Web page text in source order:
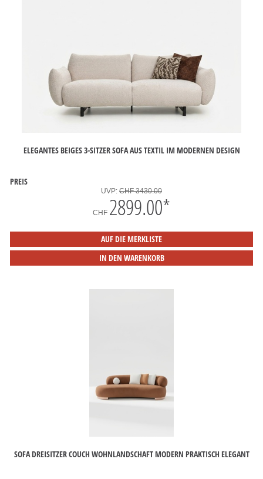
ELEGANTES BEIGES 3-SITZER SOFA AUS TEXTIL IM MODERNEN DESIGN
PREIS
UVP: CHF 3430.00
CHF 2899.00*
AUF DIE MERKLISTE
IN DEN WARENKORB
SOFA DREISITZER COUCH WOHNLANDSCHAFT MODERN PRAKTISCH ELEGANT